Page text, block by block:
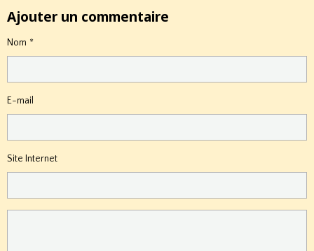
Ajouter un commentaire
Nom
E-mail
Site Internet